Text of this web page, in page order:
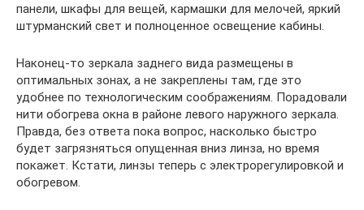
панели, шкафы для вещей, кармашки для мелочей, яркий
штурманский свет и полноценное освещение кабины.
Наконец-то зеркала заднего вида размещены в
оптимальных зонах, а не закреплены там, где это
удобнее по технологическим соображениям. Порадовали
нити обогрева окна в районе левого наружного зеркала.
Правда, без ответа пока вопрос, насколько быстро
будет загрязняться опущенная вниз линза, но время
покажет. Кстати, линзы теперь с электрорегулировкой и
обогревом.